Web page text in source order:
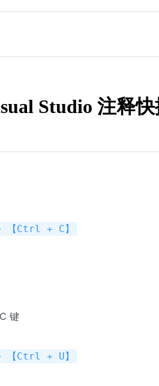
Studio 注释
【Ctrl + C】
键
【Ctrl + U】